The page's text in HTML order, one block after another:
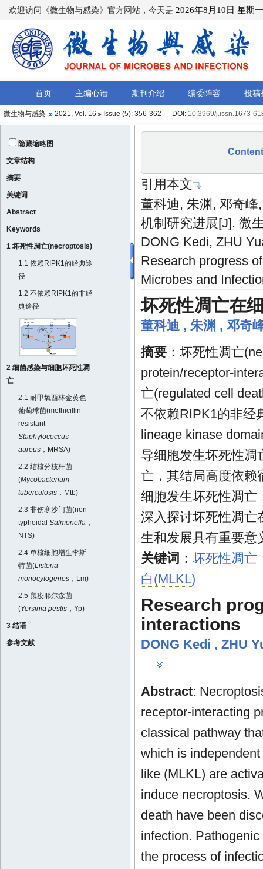
微生物与感染 2021, Vol. 16 Issue (5): 356-362 DOI: 10.3969/j.issn.1673-
隐藏缩略图
文章结构
摘要
关键词
Abstract
Keywords
1 坏死性凋亡(necroptosis)
1.1 依赖RIPK1的经典途
径
1.2 不依赖RIPK1的非经
典途径
2 细菌感染与细胞坏死性凋
亡
2.1 耐甲氧西林金黄色
葡萄球菌(methicillin-
resistant
Staphylococcus
aureus ，MRSA)
2.2 结核分枝杆菌
(Mycobacterium
tuberculosis ，Mtb)
2.3 非伤寒沙门菌(non-
typhoidal Salmonella ，
NTS)
2.4 单核细胞增生李斯
特菌(Listeria
monocytogenes ，Lm)
2.5 鼠疫耶尔森菌
(Yersinia pestis ，Yp)
3 结语
参考文献
引用本文
董科迪, 朱渊, 邓奇
机制研究进展[J]. 微
DONG Kedi, ZHU
Research progress
Microbes and
坏死性凋亡在
董科迪 , 朱渊 , 邓奇
摘要 ：坏死性凋亡
protein/receptor-
亡(regulated cell
不依赖RIPK1的非经
lineage kinase
导细胞发生坏死性凋
亡，其结局高度依赖
细胞发生坏死性凋亡
深入探讨坏死性凋亡
生和发展具有重要意
关键词 ： 坏死性凋亡
白(MLKL)
Research
interactions
DONG Kedi , ZHU
Abstract:
receptor-interacting
classical pathway
which is
like (MLKL) are
induce necroptosis.
death have been
infection.
the process of